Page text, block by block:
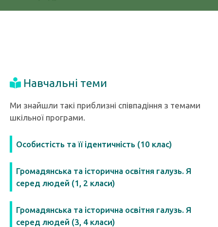
Навчальні теми
Ми знайшли такі приблизні співпадіння з темами
шкільної програми.
Особистість та її ідентичність (10 клас)
Громадянська та історична освітня галузь. Я
серед людей (1, 2 класи)
Громадянська та історична освітня галузь. Я
серед людей (3, 4 класи)